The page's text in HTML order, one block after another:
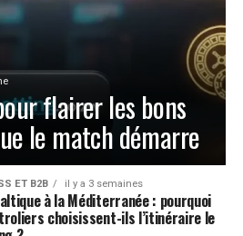
flairer les bons
le match démarre
ET B2B il y a 3 semaines
à la Méditerranée : pourquoi
choisissent-ils l’itinéraire le